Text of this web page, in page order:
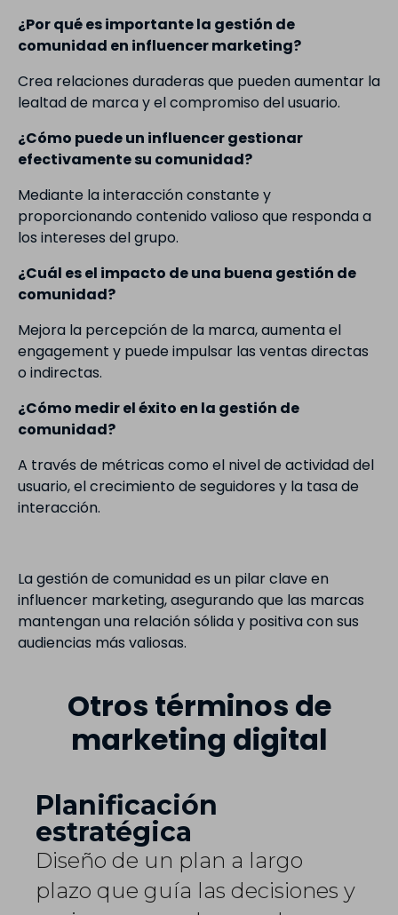
¿Por qué es importante la gestión de
comunidad en influencer marketing?
Crea relaciones duraderas que pueden aumentar la
lealtad de marca y el compromiso del usuario.
¿Cómo puede un influencer gestionar
efectivamente su comunidad?
Mediante la interacción constante y
proporcionando contenido valioso que responda a
los intereses del grupo.
¿Cuál es el impacto de una buena gestión de
comunidad?
Mejora la percepción de la marca, aumenta el
engagement y puede impulsar las ventas directas
o indirectas.
¿Cómo medir el éxito en la gestión de
comunidad?
A través de métricas como el nivel de actividad del
usuario, el crecimiento de seguidores y la tasa de
interacción.
La gestión de comunidad es un pilar clave en
influencer marketing, asegurando que las marcas
mantengan una relación sólida y positiva con sus
audiencias más valiosas.
Otros términos de
marketing digital
Planificación
estratégica
Diseño de un plan a largo
plazo que guía las decisiones y